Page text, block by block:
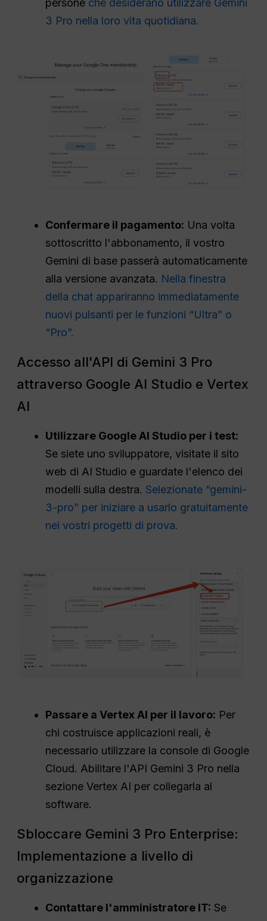
persone che desiderano utilizzare Gemini
3 Pro nella loro vita quotidiana.
Confermare il pagamento: Una volta
sottoscritto l'abbonamento, il vostro
Gemini di base passerà automaticamente
alla versione avanzata. Nella finestra
della chat appariranno immediatamente
nuovi pulsanti per le funzioni “Ultra” o
“Pro”.
Accesso all'API di Gemini 3 Pro
attraverso Google AI Studio e Vertex
AI
Utilizzare Google AI Studio per i test:
Se siete uno sviluppatore, visitate il sito
web di AI Studio e guardate l'elenco dei
modelli sulla destra. Selezionate “gemini-
3-pro” per iniziare a usarlo gratuitamente
nei vostri progetti di prova.
Passare a Vertex AI per il lavoro: Per
chi costruisce applicazioni reali, è
necessario utilizzare la console di Google
Cloud. Abilitare l'API Gemini 3 Pro nella
sezione Vertex AI per collegarla al
software.
Sbloccare Gemini 3 Pro Enterprise:
Implementazione a livello di
organizzazione
Contattare l'amministratore IT: Se